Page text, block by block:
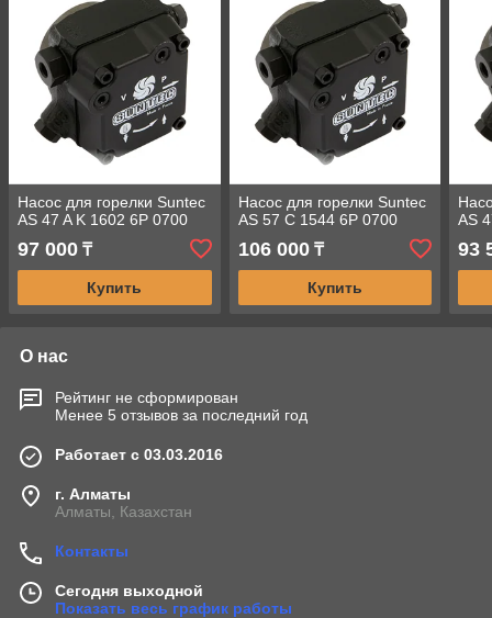
Насос для горелки Suntec
AS 47 A K 1602 6P 0700
97 000 ₸
Купить
Насос для горелки Suntec
AS 57 C 1544 6P 0700
106 000₸
Купить
AS
93
О нас
Рейтинг не сформирован
Менее 5 отзывов за последний год
Работает с 03.03.2016
г. Алматы
Алматы, Казахстан
Контакты
Сегодня выходной
Показать весь график работы